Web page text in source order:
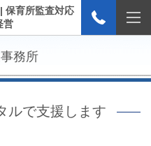
保育所監査対応
営
務所
ルで支援します